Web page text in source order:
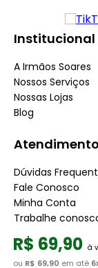
R$ 69,90
ou R$ 69,90 em até 6
Institucional
A Irmãos Soares
Nossos Serviços
Nossas Lojas
Blog
Atendimento
Dúvidas
Fale Conosco
Minha Conta
Trabalhe
Seja nosso